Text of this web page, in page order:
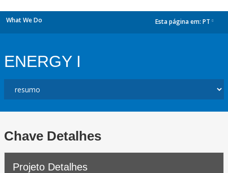
What We Do Esta página em: PT
ENERGY I
Chave Detalhes
Projeto Detalhes